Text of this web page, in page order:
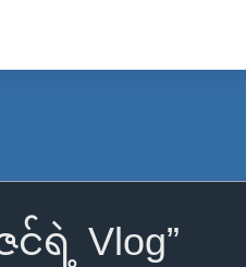
Vlog”